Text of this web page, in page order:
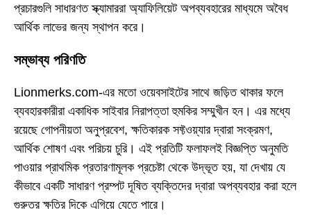
প্রচারগুলি সাধারণত স্ক্যামাররা অ্যাফিলিয়েট অপব্যবহারের মাধ্যমে অবৈধ
আর্থিক লাভের জন্য স্থাপন করে।
সম্ভাব্য পরিণতি
Lionmerks.com-এর মতো ওয়েবসাইটের সাথে জড়িত থাকার ফলে
ব্যবহারকারীরা একাধিক সাইবার নিরাপত্তা হুমকির সম্মুখীন হন। এর মধ্যে
রয়েছে গোপনীয়তা অনুপ্রবেশ, ক্ষতিকারক সফ্টওয়্যার দ্বারা সংক্রমণ,
আর্থিক শোষণ এবং পরিচয় চুরি। এই প্রতিটি ফলাফলই বিজ্ঞপ্তি অনুমতি
পাওয়ার প্রাথমিক প্রতারণামূলক প্রচেষ্টা থেকে উদ্ভূত হয়, যা দেখায় যে
কীভাবে একটি সাধারণ প্রম্পট দূষিত ব্যক্তিদের দ্বারা অপব্যবহার করা হলে
গুরুতর ক্ষতির দিকে এগিয়ে যেতে পারে।